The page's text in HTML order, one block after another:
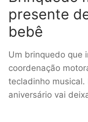
presente
bebê
Um brinquedo que
coordenação
tecladinho
aniversário vai